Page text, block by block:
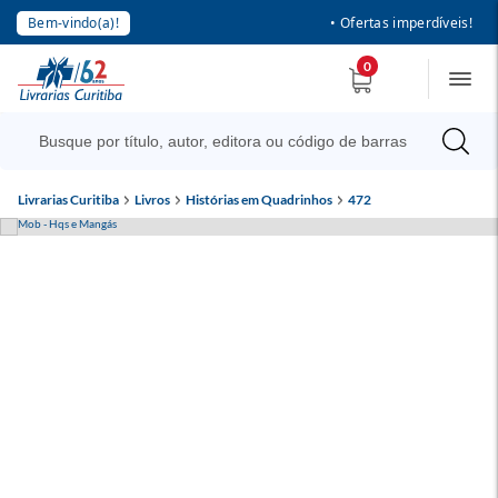
Bem-vindo(a)! • Ofertas imperdíveis!
0
Livrarias Curitiba Livros Histórias em Quadrinhos 472